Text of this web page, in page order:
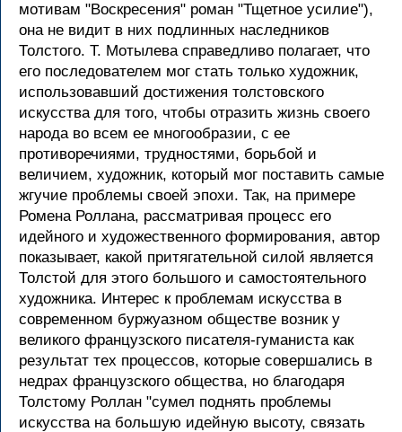
мотивам "Воскресения" роман "Тщетное усилие"),
она не видит в них подлинных наследников
Толстого. Т. Мотылева справедливо полагает, что
его последователем мог стать только художник,
использовавший достижения толстовского
искусства для того, чтобы отразить жизнь своего
народа во всем ее многообразии, с ее
противоречиями, трудностями, борьбой и
величием, художник, который мог поставить самые
жгучие проблемы своей эпохи. Так, на примере
Ромена Роллана, рассматривая процесс его
идейного и художественного формирования, автор
показывает, какой притягательной силой является
Толстой для этого большого и самостоятельного
художника. Интерес к проблемам искусства в
современном буржуазном обществе возник у
великого французского писателя-гуманиста как
результат тех процессов, которые совершались в
недрах французского общества, но благодаря
Толстому Роллан "сумел поднять проблемы
искусства на большую идейную высоту, связать